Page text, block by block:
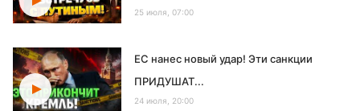
25 июля, 07:00
ЕС нанес новый удар! Эти санкции
ПРИДУШАТ...
24 июля, 20:00